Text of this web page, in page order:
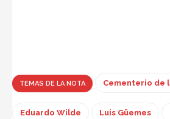
TEMAS DE LA NOTA Cementerio de
Eduardo Wilde Luis Güemes